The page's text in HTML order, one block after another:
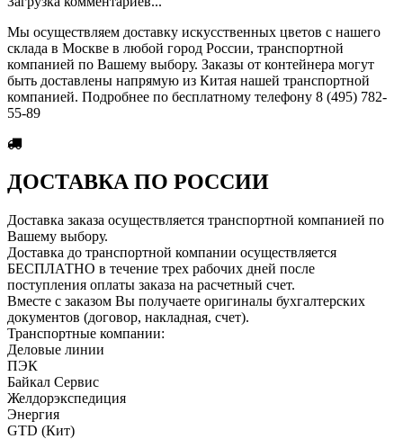
Мы осуществляем доставку искусственных цветов с нашего
склада в Москве в любой город России, транспортной
компанией по Вашему выбору. Заказы от контейнера могут
быть доставлены напрямую из Китая нашей транспортной
компанией. Подробнее по бесплатному телефону 8 (495) 782-
55-89
ДОСТАВКА ПО РОССИИ
Доставка заказа осуществляется транспортной компанией по
Вашему выбору.
Доставка до транспортной компании осуществляется
БЕСПЛАТНО в течение трех рабочих дней после
поступления оплаты заказа на расчетный счет.
Вместе с заказом Вы получаете оригиналы бухгалтерских
документов (договор, накладная, счет).
Транспортные компании:
Деловые линии
ПЭК
Байкал Сервис
Желдорэкспедиция
Энергия
GTD (Кит)